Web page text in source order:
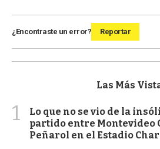
¿Encontraste un error? Reportar
Las Más
1
Lo que no se vio de la
partido entre Montevideo
Peñarol en el Estadio